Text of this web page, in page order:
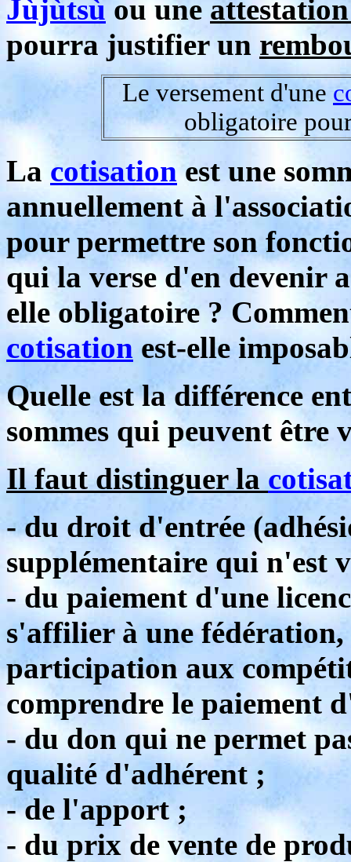
Jùjùtsù ou une
pourra justifier un
Le versement d'une
obligatoire
La cotisationest une
annuellement à
pour permettre son
qui la verse d'en devenir
elle obligatoire ?
cotisationest-elle
Quelle est la différence
sommes qui peuvent être
Il faut distinguer la
- du droit d'entrée
supplémentaire qui n'est
- du paiement d'une
s'affilier à une
participation aux
comprendre le paiement
- du don qui ne permet
qualité d'adhérent ;
- de l'apport ;
- du prix de vente de